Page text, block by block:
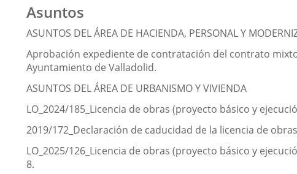
Asuntos
ASUNTOS DEL ÁREA DE HACIENDA, PERSONAL Y
Aprobación expediente de contratación del contrato
Ayuntamiento de Valladolid.
ASUNTOS DEL ÁREA DE URBANISMO Y VIVIENDA
LO_2024/185_Licencia de obras (proyecto básico y
2019/172_Declaración de caducidad de la licencia de
LO_2025/126_Licencia de obras (proyecto básico y
8.